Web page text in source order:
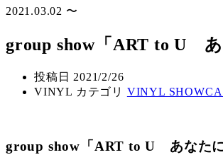
2021.03.02 〜
group show「ART to U あ
投稿日 2021/2/26
VINYL カテゴリ VINYL
group show「ART to U あなたに